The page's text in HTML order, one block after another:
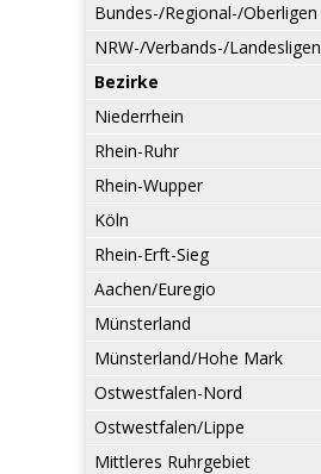
Bundes-/Regional-/Oberligen
NRW-/Verbands-/Landesligen
Bezirke
Niederrhein
Rhein-Ruhr
Rhein-Wupper
Köln
Rhein-Erft-Sieg
Aachen/Euregio
Münsterland
Münsterland/Hohe Mark
Ostwestfalen-Nord
Ostwestfalen/Lippe
Mittleres Ruhrgebiet